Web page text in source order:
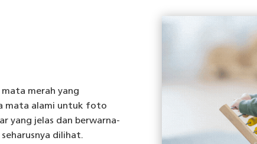
merah yang
mata alami untuk foto
yang jelas dan berwarna-
dilihat.